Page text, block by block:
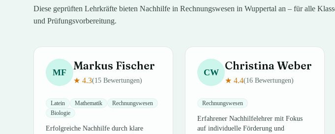
Diese geprüften Lehrkräfte bieten Nachhilfe in Rechnungswesen in Wuppertal an – für alle
und Prüfungsvorbereitung.
MF Markus Fischer
★ 4.3(15 Bewertungen)
Latein Mathematik
Rechnungswesen
Biologie
Erfolgreiche Nachhilfe durch klare
CW Christina Weber
★ 4.4(16 Bewertungen)
Rechnungswesen
Erfahrener Nachhilfelehrer mit Fokus
auf individuelle Förderung und